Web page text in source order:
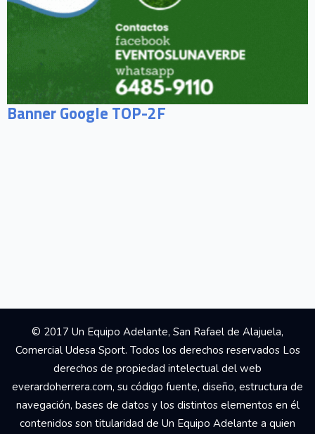
Banner Google TOP-2F
© 2017 Un Equipo Adelante, San Rafael de Alajuela,
Comercial Udesa Sport. Todos los derechos reservados Los
derechos de propiedad intelectual del web
everardoherrera.com, su código fuente, diseño, estructura de
navegación, bases de datos y los distintos elementos en él
contenidos son titularidad de Un Equipo Adelante a quien